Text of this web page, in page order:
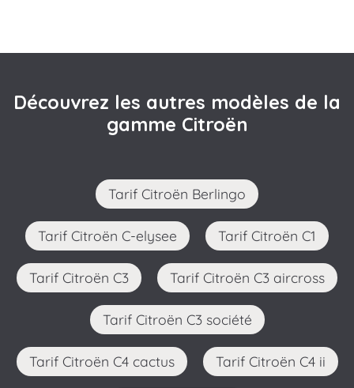
Découvrez les autres modèles de la
gamme Citroën
Tarif Citroën Berlingo
Tarif Citroën C-elysee Tarif Citroën C1
Tarif Citroën C3 Tarif Citroën C3 aircross
Tarif Citroën C3 société
Tarif Citroën C4 cactus Tarif Citroën C4 ii